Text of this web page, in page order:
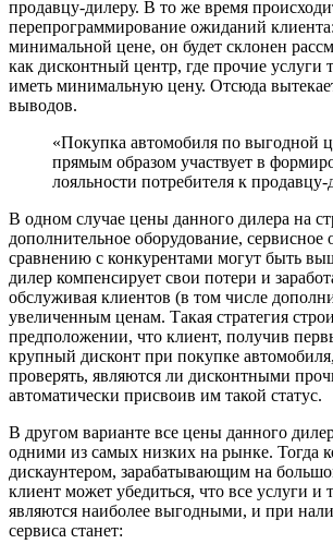
продавцу-дилеру. В то же время
перепрограммирование ожиданий
минимальной цене, он будет склонен
как дисконтный центр, где прочие
иметь минимальную цену. Отсюда
выводов.
«Покупка автомобиля по выгодной
прямым образом участвует в
лояльности потребителя к продавцу-
В одном случае цены данного дилера на
дополнительное оборудование,
сравнению с конкурентами могут быть
дилер компенсирует свои потери и
обслуживая клиентов (в том числе
увеличенным ценам. Такая стратегия
предположении, что клиент, получив
крупный дисконт при покупке
проверять, являются ли дисконтными
автоматически присвоив им такой статус.
В другом варианте все цены данного
одними из самых низких на рынке. Тогда
дискаунтером, зарабатывающим на
клиент может убедиться, что все услуги и
являются наиболее выгодными, и при
сервиса станет: